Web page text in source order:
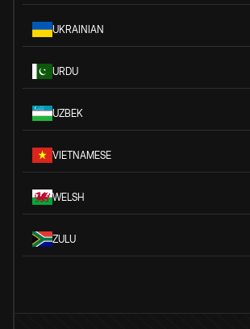
UKRAINIAN
URDU
UZBEK
VIETNAMESE
WELSH
ZULU